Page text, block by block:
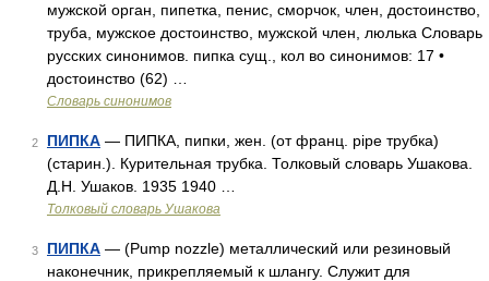
мужской орган, пипетка, пенис, сморчок, член, достоинство,
труба, мужское достоинство, мужской член, люлька Словарь
русских синонимов. пипка сущ., кол во синонимов: 17 •
достоинство (62) …
Словарь синонимов
2 ПИПКА — ПИПКА, пипки, жен. (от франц. pipe трубка)
(старин.). Курительная трубка. Толковый словарь Ушакова.
Д.Н. Ушаков. 1935 1940 …
Толковый словарь Ушакова
3 ПИПКА — (Pump nozzle) металлический или резиновый
наконечник, прикрепляемый к шлангу. Служит для